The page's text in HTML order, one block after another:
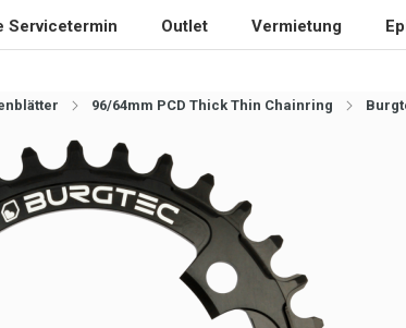
Servicetermin Outlet Vermietung
96/64mm PCD Thick Thin Chainring